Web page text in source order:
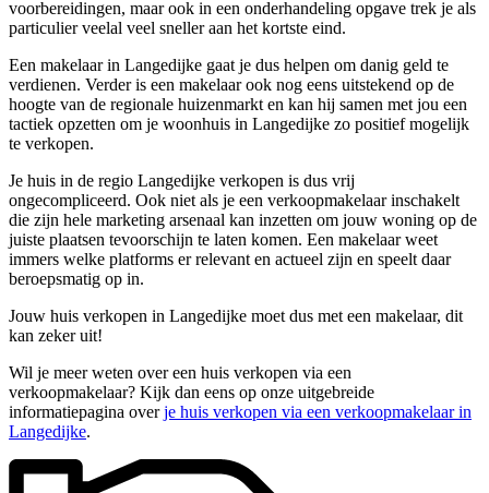
voorbereidingen, maar ook in een onderhandeling opgave trek je als
particulier veelal veel sneller aan het kortste eind.
Een makelaar in Langedijke gaat je dus helpen om danig geld te
verdienen. Verder is een makelaar ook nog eens uitstekend op de
hoogte van de regionale huizenmarkt en kan hij samen met jou een
tactiek opzetten om je woonhuis in Langedijke zo positief mogelijk
te verkopen.
Je huis in de regio Langedijke verkopen is dus vrij
ongecompliceerd. Ook niet als je een verkoopmakelaar inschakelt
die zijn hele marketing arsenaal kan inzetten om jouw woning op de
juiste plaatsen tevoorschijn te laten komen. Een makelaar weet
immers welke platforms er relevant en actueel zijn en speelt daar
beroepsmatig op in.
Jouw huis verkopen in Langedijke moet dus met een makelaar, dit
kan zeker uit!
Wil je meer weten over een huis verkopen via een
verkoopmakelaar? Kijk dan eens op onze uitgebreide
informatiepagina overje huis verkopen via een verkoopmakelaar in
Langedijke.